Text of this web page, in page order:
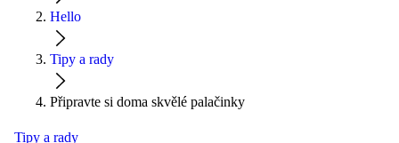
Hello
Tipy a rady
Připravte si doma skvělé palačinky
Tipy a rady